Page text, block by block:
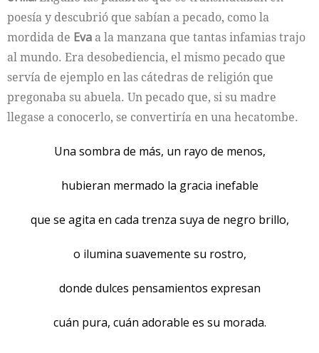
poesía y descubrió que sabían a pecado, como la
mordida de Eva a la manzana que tantas infamias trajo
al mundo. Era desobediencia, el mismo pecado que
servía de ejemplo en las cátedras de religión que
pregonaba su abuela. Un pecado que, si su madre
llegase a conocerlo, se convertiría en una hecatombe.
Una sombra de más, un rayo de menos,
hubieran mermado la gracia inefable
que se agita en cada trenza suya de negro brillo,
o ilumina suavemente su rostro,
donde dulces pensamientos expresan
cuán pura, cuán adorable es su morada.